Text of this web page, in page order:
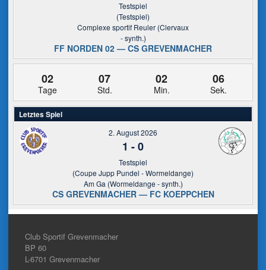
Testspiel
(Testspiel)
Complexe sportif Reuler (Clervaux
- synth.)
FF NORDEN 02 — CS GREVENMACHER
02
Tage
07
Std.
02
Min.
06
Sek.
Letztes Spiel
2. August 2026
1 -0
Testspiel
(Coupe Jupp Pundel - Wormeldange)
Am Ga (Wormeldange - synth.)
CS GREVENMACHER — FC KOEPPCHEN
Club Sportif Grevenmacher
BP 60
L-6701 Grevenmacher